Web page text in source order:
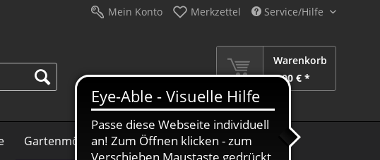
Mein Konto Merkzettel Service/Hilfe
Warenkorb
0,00 € *
Gartenmöbel Schirme Dekoration Sale %